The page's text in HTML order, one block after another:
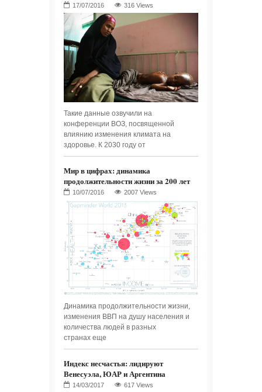
316 Views
Такие данные озвучили на
конференции ВОЗ, посвященной
влиянию изменения климата на
здоровье. К 2030 году от
Мир в цифрах: динамика
продолжительности жизни за 200 лет
2007 Views
Динамика продолжительности жизни,
изменения ВВП на душу населения и
количества людей в разных
странах еще
Индекс несчастья: лидируют
Венесуэла, ЮАР и Аргентина
617 Views